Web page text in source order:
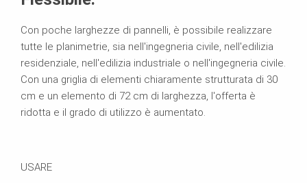
Con poche larghezze di pannelli, è possibile realizzare
tutte le planimetrie, sia nell'ingegneria civile, nell'edilizia
residenziale, nell'edilizia industriale o nell'ingegneria civile.
Con una griglia di elementi chiaramente strutturata di 30
cm e un elemento di 72 cm di larghezza, l'offerta è
ridotta e il grado di utilizzo è aumentato.
USARE